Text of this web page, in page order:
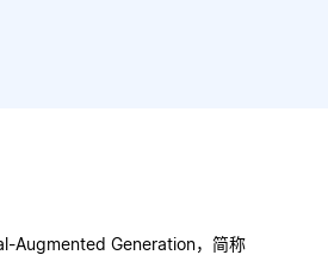
Augmented Generation，简称